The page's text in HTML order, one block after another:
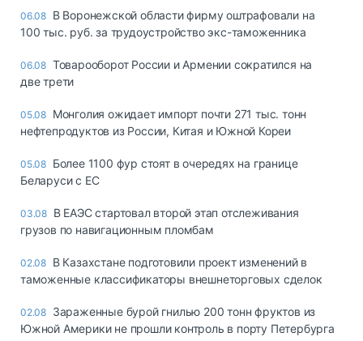
06.08 В Воронежской области фирму оштрафовали на
100 тыс. руб. за трудоустройство экс-таможенника
06.08 Товарооборот России и Армении сократился на
две трети
05.08 Монголия ожидает импорт почти 271 тыс. тонн
нефтепродуктов из России, Китая и Южной Кореи
05.08 Более 1100 фур стоят в очередях на границе
Беларуси с ЕС
03.08 В ЕАЭС стартовал второй этап отслеживания
грузов по навигационным пломбам
02.08 В Казахстане подготовили проект изменений в
таможенные классификаторы внешнеторговых сделок
02.08 Зараженные бурой гнилью 200 тонн фруктов из
Южной Америки не прошли контроль в порту Петербурга